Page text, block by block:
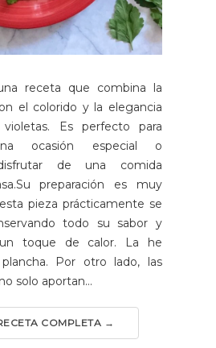
receta que combina la
el colorido y la elegancia
Es perfecto para
ocasión especial o
de una comida
preparación es muy
pieza prácticamente se
todo su sabor y
toque de calor. La he
Por otro lado, las
solo aportan...
COMPLETA →